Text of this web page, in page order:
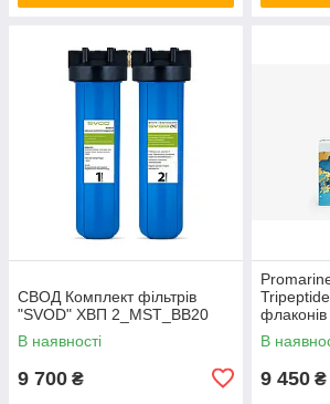
СВОД Комплект фільтрів
"SVOD" ХВП 2_MST_BB20
В наявності
9 700 ₴
В
9 450 ₴